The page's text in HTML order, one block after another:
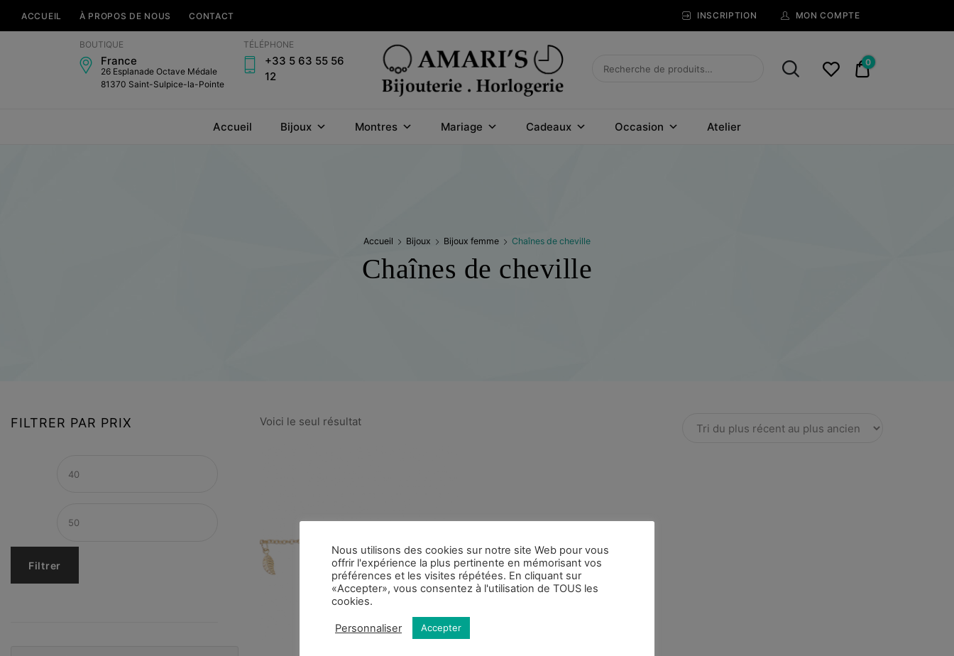
ACCUEIL À PROPOS DE NOUS CONTACT INSCRIPTION MON COMPTE
BOUTIQUE
France
26 Esplanade Octave Médale
81370 Saint-Sulpice-la-Pointe
TÉLÉPHONE
+33 5 63 55 56
12
BIJOUTERIE
0,00€
0
Accueil Bijoux Montres Mariage Cadeaux Occasion Atelier
Accueil Bijoux Bijoux femme Chaînes de cheville
Chaînes de cheville
FILTRER PAR PRIX
Filtrer
Voici le seul résultat
Nous utilisons des cookies sur notre site Web pour vous
offrir l'expérience la plus pertinente en mémorisant vos
préférences et les visites répétées. En cliquant sur
«Accepter», vous consentez à l'utilisation de TOUS les
cookies.
Personnaliser Accepter